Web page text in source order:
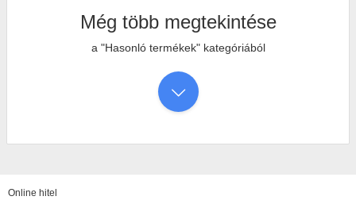
Még több megtekintése
a "Hasonló termékek" kategóriából
Online hitel